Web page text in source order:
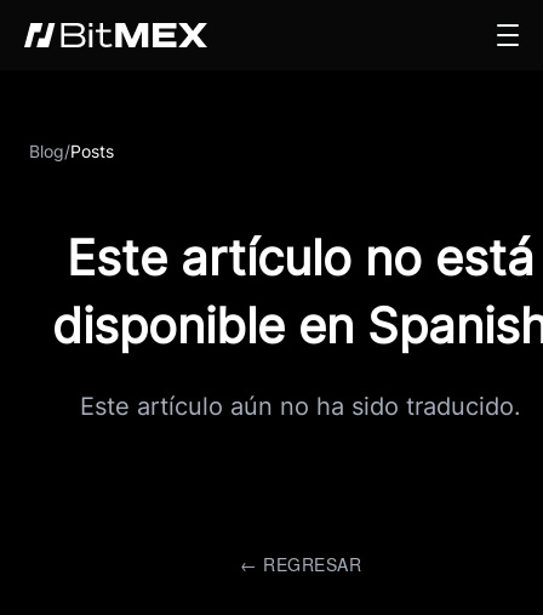
Blog/Posts
Este artículo no está
disponible en
Este artículo aún no ha sido traducido.
← REGRESAR